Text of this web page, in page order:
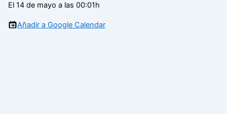
El 14 de mayo a las 00:01h
Añadir a Google Calendar